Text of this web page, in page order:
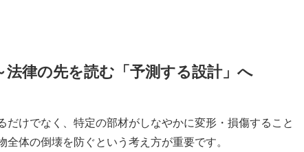
律の先を読む「予測する設計」へ
けでなく、特定の部材がしなやかに変形・損傷すること
体の倒壊を防ぐという考え方が重要です。